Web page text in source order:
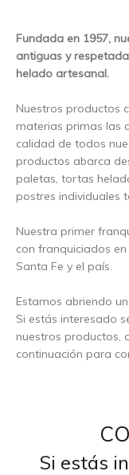
Fundada en 1957,
antiguas y
helado artesanal.
Nuestros productos
materias primas las
calidad de todos
productos abarca
paletas, tortas
postres individuales
Nuestra primer
con franquiciados
Santa Fe y el país.
Estamos abriendo
Si estás interesado
nuestros productos,
continuación para
Si estás